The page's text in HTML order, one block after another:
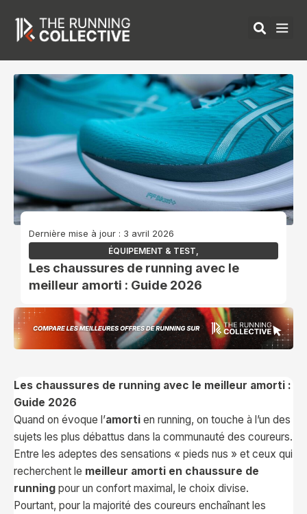
contenu
Dernière mise à jour : 3 avril 2026
ÉQUIPEMENT & TEST
Les chaussures de running avec le
meilleur amorti : Guide 2026
Les chaussures de running avec le meilleur amorti :
Guide 2026
Quand on évoque l’amorti en running, on touche à l’un des
sujets les plus débattus dans la communauté des coureurs.
Entre les adeptes des sensations « pieds nus » et ceux qui
recherchent le meilleur amorti en chaussure de
running pour un confort maximal, le choix divise.
Pourtant, pour la majorité des coureurs enchaînant les